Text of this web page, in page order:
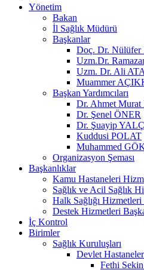
Yönetim
Bakan
İl Sağlık Müdürü
Başkanlar
Doç. Dr.
Uzm.Dr.
Uzm. Dr. Ali
Muammer
Başkan Yardımcıları
Dr. Ahmet
Dr. Şenel ÖNER
Dr. Şuayip
Kuddusi POLAT
Muhammed
Organizasyon Şeması
Başkanlıklar
Kamu Hastaneleri
Sağlık ve Acil Sağlık
Halk Sağlığı Hizmetleri
Destek Hizmetleri
İç Kontrol
Birimler
Sağlık Kuruluşları
Devlet
Fethi